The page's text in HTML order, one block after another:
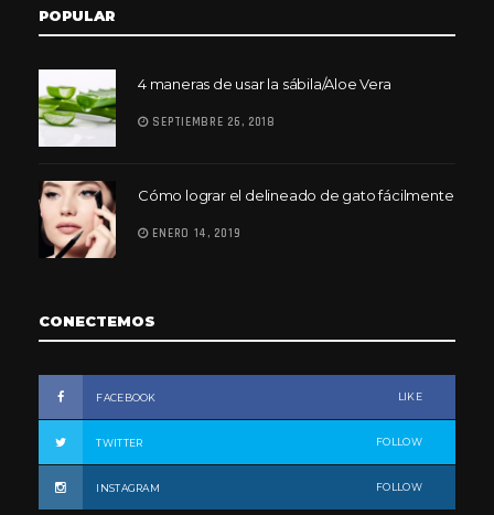
POPULAR
4 maneras de usar la sábila/Aloe Vera
SEPTIEMBRE 26, 2018
Cómo lograr el delineado de gato fácilmente
ENERO 14, 2019
CONECTEMOS
FACEBOOK LIKE
TWITTER FOLLOW
INSTAGRAM FOLLOW